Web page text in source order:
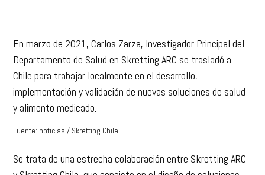
En marzo de 2021, Carlos Zarza, Investigador Principal del
Departamento de Salud en Skretting ARC se trasladó a
Chile para trabajar localmente en el desarrollo,
implementación y validación de nuevas soluciones de salud
y alimento medicado.
Fuente: noticias / Skretting Chile
Se trata de una estrecha colaboración entre Skretting ARC